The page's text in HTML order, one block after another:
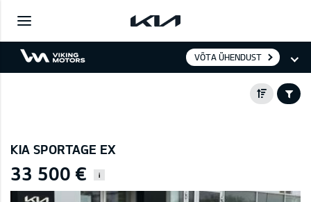
VÕTA ÜHENDUST
KIA SPORTAGE EX
33 500 € i